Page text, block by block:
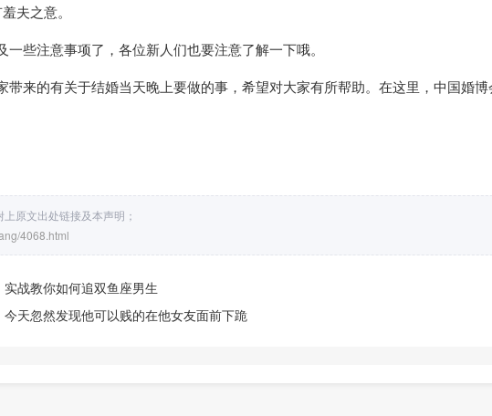
夫之意。
些注意事项了，各位新人们也要注意了解一下哦。
带来的有关于结婚当天晚上要做的事，希望对大家有所帮助。在这里，中国婚博
原文出处链接及本声明；
4068.html
战教你如何追双鱼座男生
天忽然发现他可以贱的在他女友面前下跪